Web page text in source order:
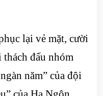
lại vẻ mặt, cười
đấu nhóm
năm” của đội